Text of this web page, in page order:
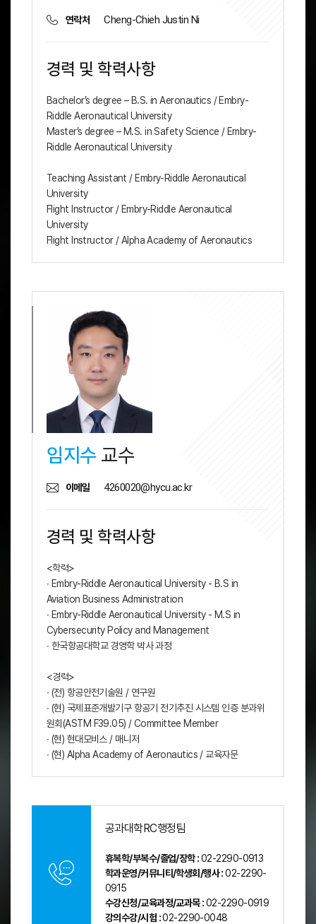
연락처 Cheng-Chieh Justin Ni
경력 및 학력사항
Bachelor’s degree – B.S. in Aeronautics / Embry-
Riddle Aeronautical University
Master’s degree – M.S. in Safety Science / Embry-
Riddle Aeronautical University
Teaching Assistant / Embry-Riddle Aeronautical
University
Flight Instructor / Embry-Riddle Aeronautical
University
Flight Instructor / Alpha Academy of Aeronautics
임지수교수
이메일 4260020@hycu.ac.kr
경력 및 학력사항
<학력>
∙ Embry-Riddle Aeronautical University - B.S in
Aviation Business Administration
∙ Embry-Riddle Aeronautical University - M.S in
Cybersecurity Policy and Management
∙ 한국항공대학교 경영학 박사 과정
<경력>
∙ (전) 항공안전기술원 / 연구원
∙ (현) 국제표준개발기구 항공기 전기추진 시스템 인증 분과위
원회(ASTM F39.05) / Committee Member
∙ (현) 현대모비스 / 매니저
∙ (현) Alpha Academy of Aeronautics / 교육자문
공과대학RC행정팀
휴복학/부복수/졸업/장학 :02-2290-0913
학과운영/커뮤니티/학생회/행사 :02-2290-
0915
수강신청/교육과정/교과목 :02-2290-0919
강의수강/시험 :02-2290-0048